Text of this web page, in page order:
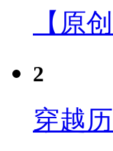
【原
2
穿越